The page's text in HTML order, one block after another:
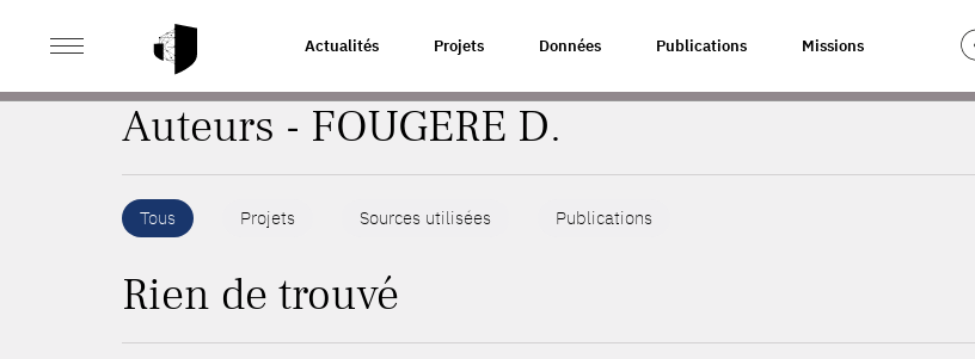
Actualités Projets Données Publications Missions
ACCUEIL
Auteurs - FOUGERE D.
Tous Projets Sources utilisées Publications
Rien de trouvé